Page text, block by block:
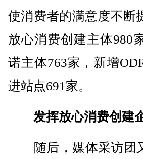
使消费者的满意度不断
放心消费创建主体980
诺主体763家，新增
进站点691家。
发挥放心消费创建
随后，媒体采访团